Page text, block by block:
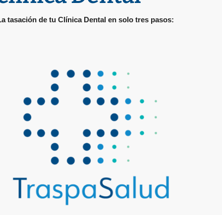
tasación de tu Clínica Dental en solo tres pasos: